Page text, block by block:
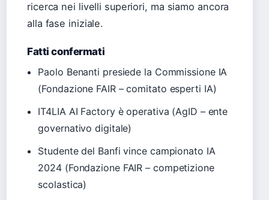
ricerca nei livelli superiori, ma siamo ancora
alla fase iniziale.
Fatti confermati
Paolo Benanti presiede la Commissione IA
(Fondazione FAIR – comitato esperti IA)
IT4LIA AI Factory è operativa (AgID – ente
governativo digitale)
Studente del Banfi vince campionato IA
2024 (Fondazione FAIR – competizione
scolastica)